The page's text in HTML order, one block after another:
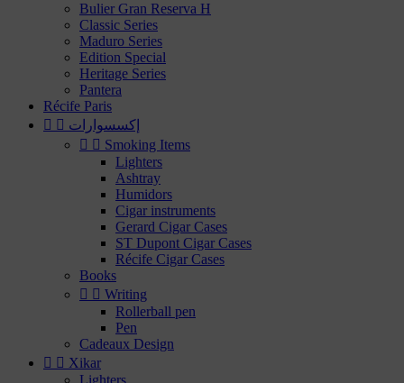
Bulier Gran Reserva H
Classic Series
Maduro Series
Edition Special
Heritage Series
Pantera
Récife Paris
  إكسسوارات
  Smoking Items
Lighters
Ashtray
Humidors
Cigar instruments
Gerard Cigar Cases
ST Dupont Cigar Cases
Récife Cigar Cases
Books
  Writing
Rollerball pen
Pen
Cadeaux Design
  Xikar
Lighters